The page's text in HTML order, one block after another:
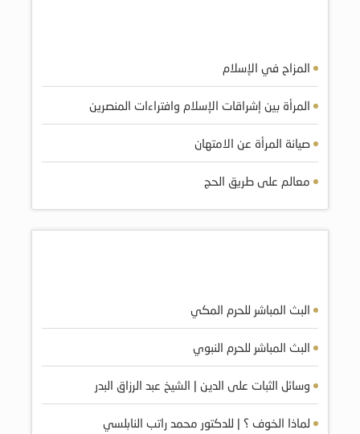
المزاح في الإسلام
المرأة بين إشراقات الإسلام وافتراءات المنصرين
صيانة المرأة عن الامتهان
معالم على طريق الحج
البث المباشر للحرم المكي
البث المباشر للحرم النبوي
وسائل الثبات على الدين | الشيخ عبد الرزاق البدر
لماذا الخوف ؟ | للدكتور محمد راتب النابلسي